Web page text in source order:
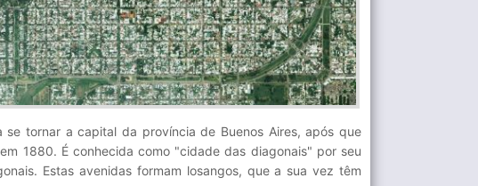
tornar a capital da província de Buenos Aires, após que
1880. É conhecida como "cidade das diagonais" por seu
Estas avenidas formam losangos, que a sua vez têm